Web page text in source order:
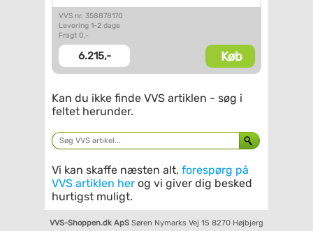
VVS nr. 358878170
Levering 1-2 dage
Fragt 0,-
6.215,- Køb
Kan du ikke finde VVS artiklen - søg i
feltet herunder.
Vi kan skaffe næsten alt, forespørg på
VVS artiklen her og vi giver dig besked
hurtigst muligt.
VVS-Shoppen.dk ApS Søren Nymarks Vej 15 8270 Højbjerg